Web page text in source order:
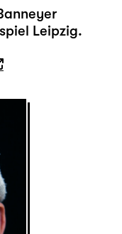
Leipzig.